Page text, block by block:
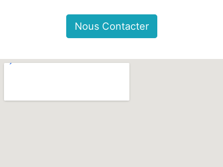
Nous Contacter